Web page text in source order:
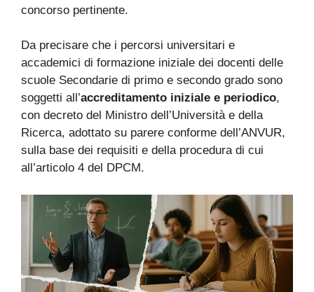
concorso pertinente.
Da precisare che i percorsi universitari e
accademici di formazione iniziale dei docenti delle
scuole Secondarie di primo e secondo grado sono
soggetti all’accreditamento iniziale e periodico,
con decreto del Ministro dell’Università e della
Ricerca, adottato su parere conforme dell’ANVUR,
sulla base dei requisiti e della procedura di cui
all’articolo 4 del DPCM.